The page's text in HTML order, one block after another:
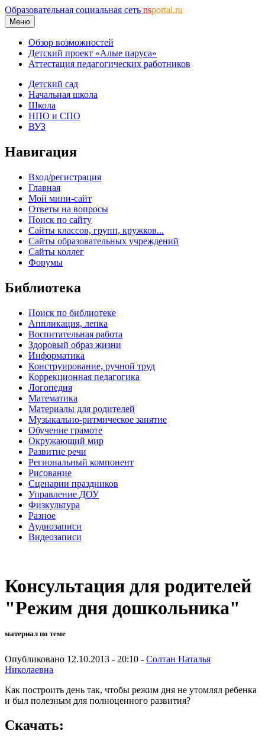
Образовательная социальная сеть nsportal.ru
Меню
Обзор возможностей
Детский проект «Алые паруса»
Аттестация педагогических работников
Детский сад
Начальная школа
Школа
НПО и СПО
ВУЗ
Навигация
Вход/регистрация
Главная
Мой мини-сайт
Ответы на вопросы
Поиск по сайту
Сайты классов, групп, кружков...
Сайты образовательных учреждений
Сайты коллег
Форумы
Библиотека
Поиск по библиотеке
Аппликация, лепка
Воспитательная работа
Здоровый образ жизни
Информатика
Конструирование, ручной труд
Коррекционная педагогика
Логопедия
Математика
Материалы для родителей
Музыкально-ритмическое занятие
Обучение грамоте
Окружающий мир
Развитие речи
Региональный компонент
Рисование
Сценарии праздников
Управление ДОУ
Физкультура
Разное
Аудиозаписи
Видеозаписи
Консультация для родителей
"Режим дня дошкольника"
материал по теме
Опубликовано 12.10.2013 - 20:10 - Солтан Наталья
Николаевна
Как построить день так, чтобы режим дня не утомлял ребенка
и был полезным для полноценного развития?
Скачать: